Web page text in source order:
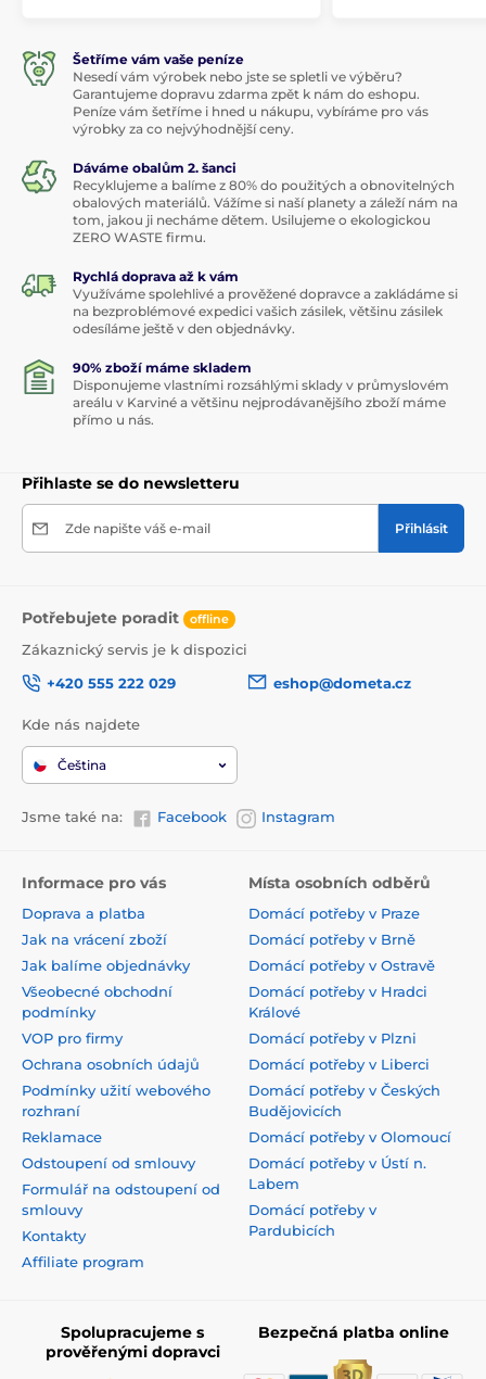
Šetříme vám vaše peníze
Nesedí vám výrobek nebo jste se spletli ve výběru?
Garantujeme dopravu zdarma zpět k nám do eshopu.
Peníze vám šetříme i hned u nákupu, vybíráme pro vás
výrobky za co nejvýhodnější ceny.
Dáváme obalům 2. šanci
Recyklujeme a balíme z 80% do použitých a obnovitelných
obalových materiálů. Vážíme si naší planety a záleží nám na
tom, jakou ji necháme dětem. Usilujeme o ekologickou
ZERO WASTE firmu.
Rychlá doprava až k vám
Využíváme spolehlivé a prověžené dopravce a zakládáme si
na bezproblémové expedici vašich zásilek, většinu zásilek
odesíláme ještě v den objednávky.
90% zboží máme skladem
Disponujeme vlastními rozsáhlými sklady v průmyslovém
areálu v Karviné a většinu nejprodávanějšího zboží máme
přímo u nás.
Přihlaste se do newsletteru
Zde napište váš e-mail Přihlásit
Potřebujete poradit offline
Zákaznický servis je k dispozici
+420 555 222 029
eshop@dometa.cz
Kde nás najdete
Čeština
Jsme také na: Facebook Instagram
Informace pro vás
Doprava a platba
Jak na vrácení zboží
Jak balíme objednávky
Všeobecné obchodní
podmínky
VOP pro firmy
Ochrana osobních údajů
Podmínky užití webového
rozhraní
Reklamace
Odstoupení od smlouvy
Formulář na odstoupení od
smlouvy
Kontakty
Affiliate program
Místa osobních odběrů
Domácí potřeby v Praze
Domácí potřeby v Brně
Domácí potřeby v Ostravě
Domácí potřeby v Hradci
Králové
Domácí potřeby v Plzni
Domácí potřeby v Liberci
Domácí potřeby v Českých
Budějovicích
Domácí potřeby v Olomoucí
Domácí potřeby v Ústí n.
Labem
Domácí potřeby v
Pardubicích
Spolupracujeme s
prověřenými dopravci
Bezpečná platba online